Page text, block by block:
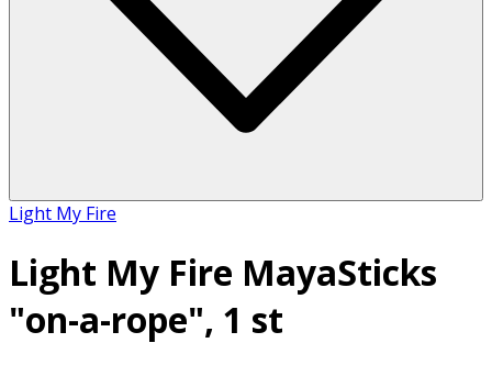
Light My Fire
Light My Fire MayaSticks
"on-a-rope", 1 st